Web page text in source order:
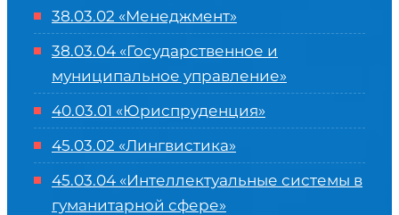
38.03.02 «Менеджмент»
38.03.04 «Государственное и
муниципальное управление»
40.03.01 «Юриспруденция»
45.03.02 «Лингвистика»
45.03.04 «Интеллектуальные системы в
гуманитарной сфере»